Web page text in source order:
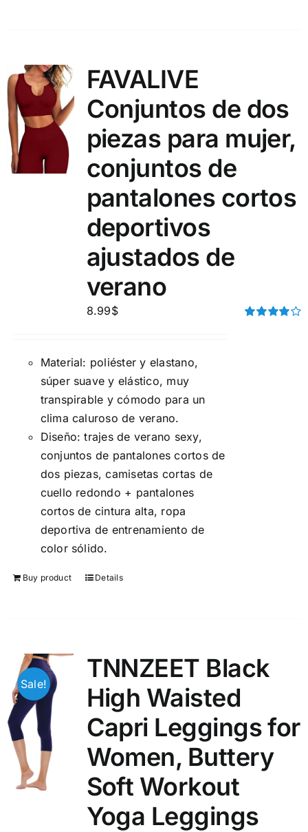
FAVALIVE
Conjuntos de dos
piezas para mujer,
conjuntos de
pantalones cortos
deportivos
ajustados de
verano
8.99$
Material: poliéster y elastano,
súper suave y elástico, muy
transpirable y cómodo para un
clima caluroso de verano.
Diseño: trajes de verano sexy,
conjuntos de pantalones cortos de
dos piezas, camisetas cortas de
cuello redondo + pantalones
cortos de cintura alta, ropa
deportiva de entrenamiento de
color sólido.
Buy product Details
Sale!
TNNZEET Black
High Waisted
Capri Leggings for
Women, Buttery
Soft Workout
Yoga Leggings